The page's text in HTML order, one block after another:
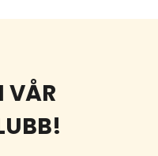
VÅR